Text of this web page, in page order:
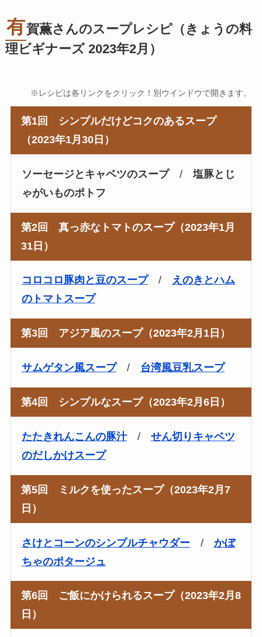
有賀薫さんのスープレシピ（きょうの料
理ビギナーズ 2023年2月）
※レシピは各リンクをクリック！別ウインドウで開きます。
第1回 シンプルだけどコクのあるスープ
（2023年1月30日）
ソーセージとキャベツのスープ/ 塩豚とじ
ゃがいものポトフ
第2回 真っ赤なトマトのスープ（2023年1月
31日）
コロコロ豚肉と豆のスープ/
えのきとハム
のトマトスープ
第3回 アジア風のスープ（2023年2月1日）
サムゲタン風スープ/ 台湾風豆乳スープ
第4回 シンプルなスープ（2023年2月6日）
たたきれんこんの豚汁/ せん切りキャベツ
のだしかけスープ
第5回 ミルクを使ったスープ（2023年2月7
日）
さけとコーンのシンプルチャウダー/ かぼ
ちゃのポタージュ
第6回 ご飯にかけられるスープ（2023年2月8
日）